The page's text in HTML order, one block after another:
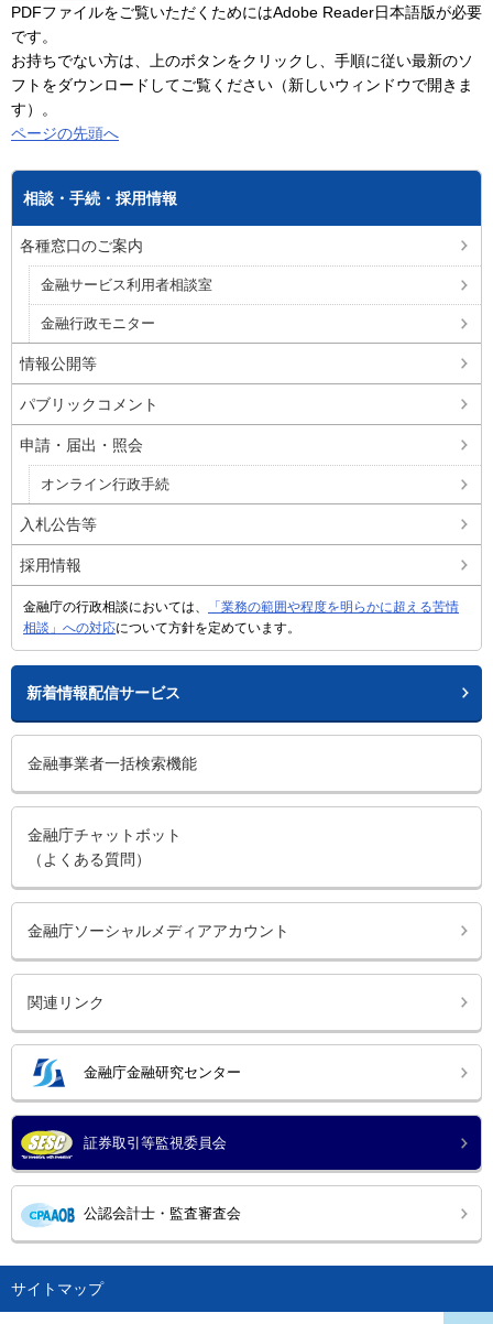
PDFファイルをご覧いただくためにはAdobe Reader日本語版が必要
です。
お持ちでない方は、上のボタンをクリックし、手順に従い最新のソ
フトをダウンロードしてご覧ください（新しいウィンドウで開きま
す）。
ページの先頭へ
相談・手続・採用情報
各種窓口のご案内
金融サービス利用者相談室
金融行政モニター
情報公開等
パブリックコメント
申請・届出・照会
オンライン行政手続
入札公告等
採用情報
金融庁の行政相談においては、
「業務の範囲や程度を明らかに超える苦情
相談」への対応について方針を定めています。
新着情報配信サービス
金融事業者一括検索機能
金融庁チャットボット
（よくある質問）
金融庁ソーシャルメディアアカウント
関連リンク
金融庁金融研究センター
証券取引等監視委員会
公認会計士・監査審査会
サイトマップ